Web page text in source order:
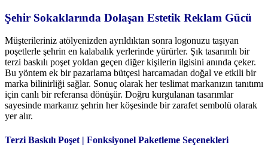
Şehir Sokaklarında Dolaşan Estetik Reklam Gücü
Müşterileriniz atölyenizden ayrıldıktan sonra logonuzu taşıyan
poşetlerle şehrin en kalabalık yerlerinde yürürler. Şık tasarımlı bir
terzi baskılı poşet yoldan geçen diğer kişilerin ilgisini anında çeker.
Bu yöntem ek bir pazarlama bütçesi harcamadan doğal ve etkili bir
marka bilinirliği sağlar. Sonuç olarak her teslimat markanızın tanıtımı
için canlı bir referansa dönüşür. Doğru kurgulanan tasarımlar
sayesinde markanız şehrin her köşesinde bir zarafet sembolü olarak
yer alır.
Terzi Baskılı Poşet | Fonksiyonel Paketleme Seçenekleri